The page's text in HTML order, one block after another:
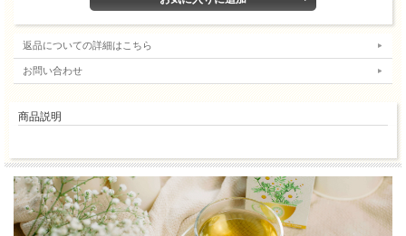
返品についての詳細はこちら
お問い合わせ
商品説明